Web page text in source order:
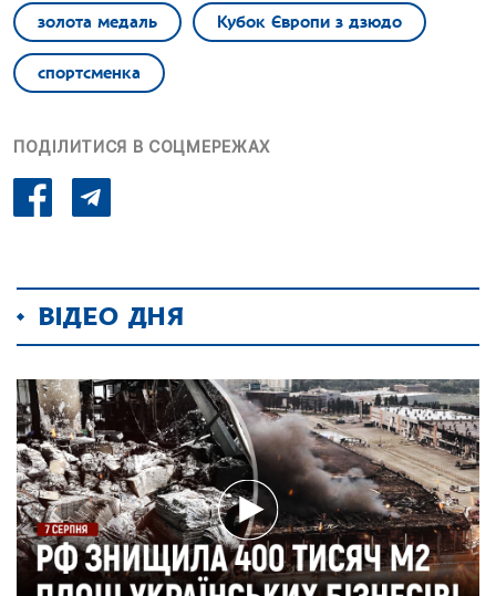
золота медаль Кубок Європи з дзюдо
спортсменка
ПОДІЛИТИСЯ В СОЦМЕРЕЖАХ
ВІДЕО ДНЯ